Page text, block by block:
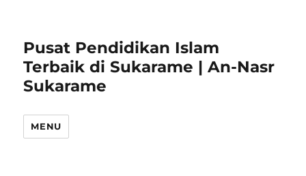
Pusat Pendidikan Islam
Terbaik di Sukarame | An-Nasr
Sukarame
MENU